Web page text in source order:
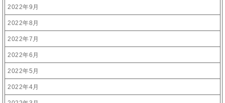
2022年9月
2022年8月
2022年7月
2022年6月
2022年5月
2022年4月